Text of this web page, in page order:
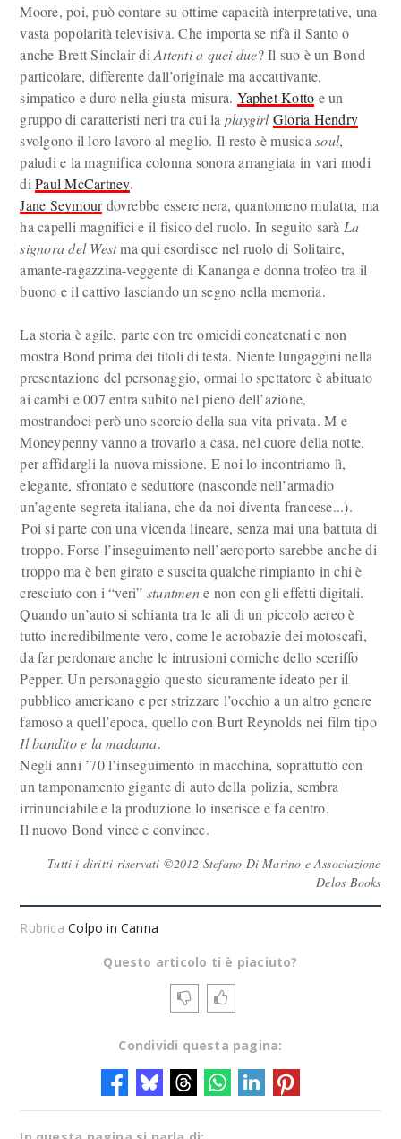
Moore, poi, può contare su ottime capacità interpretative, una
vasta popolarità televisiva. Che importa se rifà il Santo o
anche Brett Sinclair diAttenti a quei due? Il suo è un Bond
particolare, differente dall’originale ma accattivante,
simpatico e duro nella giusta misura. Yaphet Kotto e un
gruppo di caratteristi neri tra cui la playgirl Gloria Hendry
svolgono il loro lavoro al meglio. Il resto è musicasoul,
paludi e la magnifica colonna sonora arrangiata in vari modi
diPaul McCartney.
Jane Seymourdovrebbe essere nera, quantomeno mulatta, ma
ha capelli magnifici e il fisico del ruolo. In seguito sarà La
signora del Westma qui esordisce nel ruolo di Solitaire,
amante-ragazzina-veggente di Kananga e donna trofeo tra il
buono e il cattivo lasciando un segno nella memoria.
La storia è agile, parte con tre omicidi concatenati e non
mostra Bond prima dei titoli di testa. Niente lungaggini nella
presentazione del personaggio, ormai lo spettatore è abituato
ai cambi e 007 entra subito nel pieno dell’azione,
mostrandoci però uno scorcio della sua vita privata. M e
Moneypenny vanno a trovarlo a casa, nel cuore della notte,
per affidargli la nuova missione. E noi lo incontriamo lì,
elegante, sfrontato e seduttore (nasconde nell’armadio
un’agente segreta italiana, che da noi diventa francese...).
Poi si parte con una vicenda lineare, senza mai una battuta di
troppo. Forse l’inseguimento nell’aeroporto sarebbe anche di
troppo ma è ben girato e suscita qualche rimpianto in chi è
cresciuto con i “veri” stuntmene non con gli effetti digitali.
Quando un’auto si schianta tra le ali di un piccolo aereo è
tutto incredibilmente vero, come le acrobazie dei motoscafi,
da far perdonare anche le intrusioni comiche dello sceriffo
Pepper. Un personaggio questo sicuramente ideato per il
pubblico americano e per strizzare l’occhio a un altro genere
famoso a quell’epoca, quello con Burt Reynolds nei film tipo
Il bandito e la madama.
Negli anni ’70 l’inseguimento in macchina, soprattutto con
un tamponamento gigante di auto della polizia, sembra
irrinunciabile e la produzione lo inserisce e fa centro.
Il nuovo Bond vince e convince.
Tutti i diritti riservati ©2012 Stefano Di Marino e Associazione
Delos Books
RubricaColpo in Canna
Questo articolo ti è piaciuto?
Condividi questa pagina: